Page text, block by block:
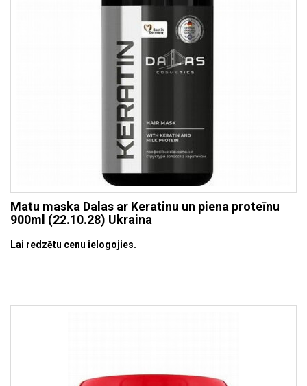
Matu maska Dalas ar Keratinu un piena proteīnu
900ml (22.10.28) Ukraina
Lai redzētu cenu ielogojies.